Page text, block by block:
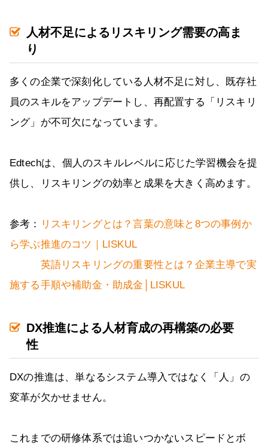
人材不足によるリスキリング需要の高ま
り
多くの企業で深刻化している人材不足に対し、既存社
員のスキルをアップデートし、再配置する「リスキリ
ング」が不可欠になっています。
Edtechは、個人のスキルレベルに応じた学習機会を提
供し、リスキリングの効率と成果を大きく高めます。
参考：
リスキリングとは？言葉の意味と8つの事例か
ら学ぶ推進のコツ｜LISKUL
英語リスキリングの重要性とは？企業主導で実
施する手順や補助金・助成金│LISKUL
DX推進による人材育成の再構築の必要
性
DXの推進は、単なるシステム導入ではなく「人」の
変革が欠かせません。
これまでの研修体系では追いつかないスピードとボ